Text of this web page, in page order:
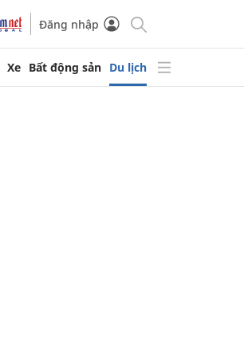
Đăng nhập
Xe Bất động sản Du lịch